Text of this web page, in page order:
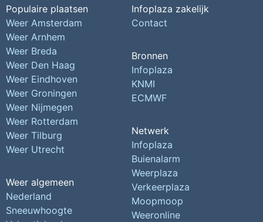
Populaire plaatsen
Weer Amsterdam
Weer Arnhem
Weer Breda
Weer Den Haag
Weer Eindhoven
Weer Groningen
Weer Nijmegen
Weer Rotterdam
Weer Tilburg
Weer Utrecht
Weer algemeen
Nederland
Sneeuwhoogte
Infoplaza zakelijk
Contact
Bronnen
Infoplaza
KNMI
ECMWF
Netwerk
Infoplaza
Buienalarm
Weerplaza
Verkeerplaza
Moopmoop
Weeronline